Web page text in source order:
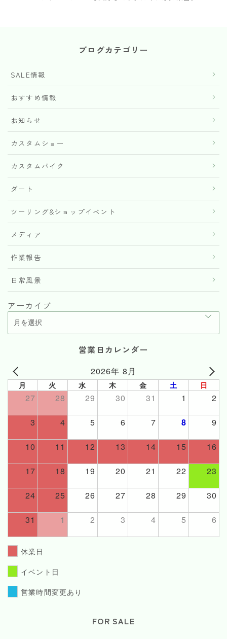
ブログカテゴリー
SALE情報
おすすめ情報
お知らせ
カスタムショー
カスタムバイク
ダート
ツーリング&ショップイベント
メディア
作業報告
日常風景
アーカイブ
営業日カレンダー
2026年 8月
月 火 水 木 金 土 日
27 28 29 30 31 1 2
3 4 5 6 7 8 9
10 11 12 13 14 15 16
17 18 19 20 21 22 23
24 25 26 27 28 29 30
31 1 2 3 4 5 6
休業日
イベント日
営業時間変更あり
FOR SALE